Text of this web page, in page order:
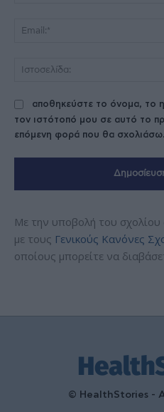
αποθηκεύστε το όνομα, το
τον ιστότοπό μου σε αυτό το
επόμενη φορά που θα σχολιάσω.
Με την υποβολή του
με τους Γενικούς Κανόνες
οποίους μπορείτε να
© HealthStories -